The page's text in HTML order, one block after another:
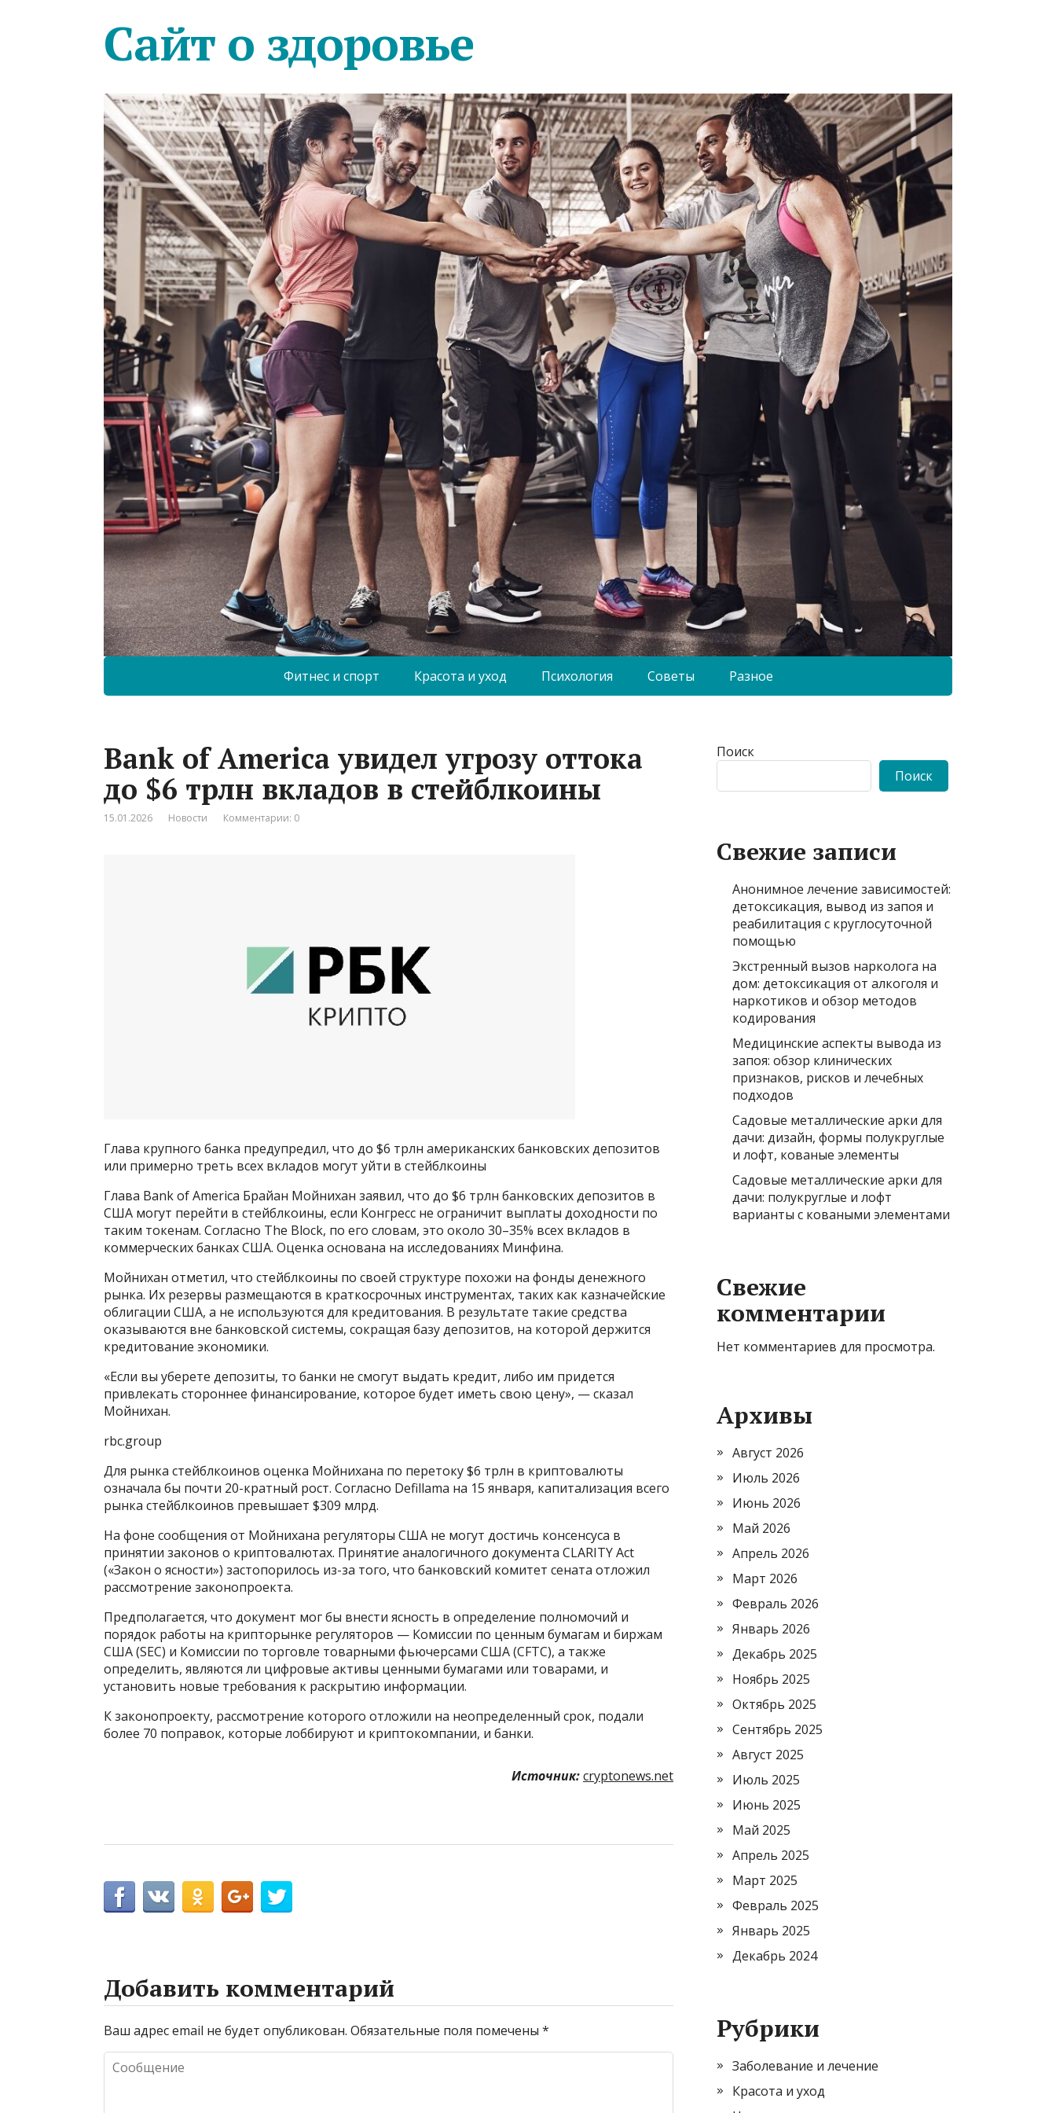
Сайт о здоровье
Фитнес и спорт Красота и уход Психология Советы Разное
Bank of America увидел угрозу оттока
до $6 трлн вкладов в стейблкоины
15.01.2026 Новости Комментарии: 0
Глава крупного банка предупредил, что до $6 трлн американских банковских депозитов
или примерно треть всех вкладов могут уйти в стейблкоины
Глава Bank of America Брайан Мойнихан заявил, что до $6 трлн банковских депозитов в
США могут перейти в стейблкоины, если Конгресс не ограничит выплаты доходности по
таким токенам. Согласно The Block, по его словам, это около 30–35% всех вкладов в
коммерческих банках США. Оценка основана на исследованиях Минфина.
Мойнихан отметил, что стейблкоины по своей структуре похожи на фонды денежного
рынка. Их резервы размещаются в краткосрочных инструментах, таких как казначейские
облигации США, а не используются для кредитования. В результате такие средства
оказываются вне банковской системы, сокращая базу депозитов, на которой держится
кредитование экономики.
«Если вы уберете депозиты, то банки не смогут выдать кредит, либо им придется
привлекать стороннее финансирование, которое будет иметь свою цену», — сказал
Мойнихан.
rbc.group
Для рынка стейблкоинов оценка Мойнихана по перетоку $6 трлн в криптовалюты
означала бы почти 20-кратный рост. Согласно Defillama на 15 января, капитализация всего
рынка стейблкоинов превышает $309 млрд.
На фоне сообщения от Мойнихана регуляторы США не могут достичь консенсуса в
принятии законов о криптовалютах. Принятие аналогичного документа CLARITY Act
(«Закон о ясности») застопорилось из-за того, что банковский комитет сената отложил
рассмотрение законопроекта.
Предполагается, что документ мог бы внести ясность в определение полномочий и
порядок работы на крипторынке регуляторов — Комиссии по ценным бумагам и биржам
США (SEC) и Комиссии по торговле товарными фьючерсами США (CFTC), а также
определить, являются ли цифровые активы ценными бумагами или товарами, и
установить новые требования к раскрытию информации.
К законопроекту, рассмотрение которого отложили на неопределенный срок, подали
более 70 поправок, которые лоббируют и криптокомпании, и банки.
Источник:cryptonews.net
Добавить комментарий
Ваш адрес email не будет опубликован. Обязательные поля помечены *
Поиск
Поиск
Свежие записи
Анонимное лечение зависимостей:
детоксикация, вывод из запоя и
реабилитация с круглосуточной
помощью
Экстренный вызов нарколога на
дом: детоксикация от алкоголя и
наркотиков и обзор методов
кодирования
Медицинские аспекты вывода из
запоя: обзор клинических
признаков, рисков и лечебных
подходов
Садовые металлические арки для
дачи: дизайн, формы полукруглые
и лофт, кованые элементы
Садовые металлические арки для
дачи: полукруглые и лофт
варианты с коваными элементами
Свежие
комментарии
Нет комментариев для просмотра.
Архивы
Август 2026
Июль 2026
Июнь 2026
Май 2026
Апрель 2026
Март 2026
Февраль 2026
Январь 2026
Декабрь 2025
Ноябрь 2025
Октябрь 2025
Сентябрь 2025
Август 2025
Июль 2025
Июнь 2025
Май 2025
Апрель 2025
Март 2025
Февраль 2025
Январь 2025
Декабрь 2024
Рубрики
Заболевание и лечение
Красота и уход